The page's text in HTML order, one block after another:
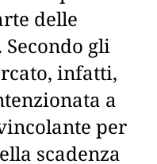
delle
gli
infatti,
a
per
scadenza